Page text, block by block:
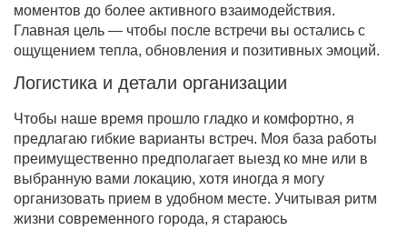
моментов до более активного взаимодействия.
Главная цель — чтобы после встречи вы остались с
ощущением тепла, обновления и позитивных эмоций.
Логистика и детали организации
Чтобы наше время прошло гладко и комфортно, я
предлагаю гибкие варианты встреч. Моя база работы
преимущественно предполагает выезд ко мне или в
выбранную вами локацию, хотя иногда я могу
организовать прием в удобном месте. Учитывая ритм
жизни современного города, я стараюсь